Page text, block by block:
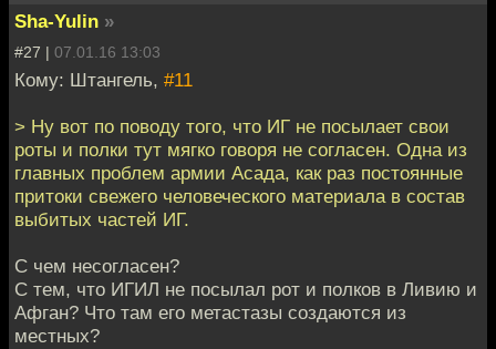
Sha-Yulin »
#27 | 07.01.16 13:03
Кому: Штангель, #11
> Ну вот по поводу того, что ИГ не посылает свои
роты и полки тут мягко говоря не согласен. Одна из
главных проблем армии Асада, как раз постоянные
притоки свежего человеческого материала в состав
выбитых частей ИГ.
С чем несогласен?
С тем, что ИГИЛ не посылал рот и полков в Ливию и
Афган? Что там его метастазы создаются из
местных?